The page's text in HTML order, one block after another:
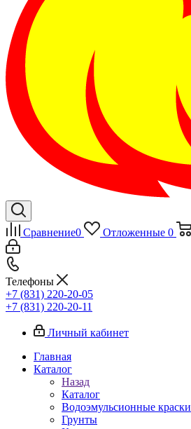
Сравнение0 Отложенные 0
Телефоны
+7 (831) 220-20-05
+7 (831) 220-20-11
Личный кабинет
Главная
Каталог
Назад
Каталог
Водоэмульсионные краски
Грунты